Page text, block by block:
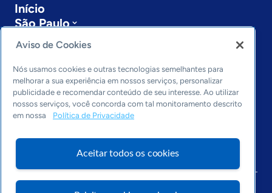
Início
São Paulo
Sobre a ASN
Últimas notícias
Entre em contato
Editorias
Economia & Política
Inovação & Tecnologia
Cultura empreendedora
Arquivo
Aviso de Cookies
Nós usamos cookies e outras tecnologias semelhantes para
melhorar a sua experiência em nossos serviços, personalizar
publicidade e recomendar conteúdo de seu interesse. Ao utilizar
nossos serviços, você concorda com tal monitoramento descrito
em nossa
Política de Privacidade
Aceitar todos os cookies